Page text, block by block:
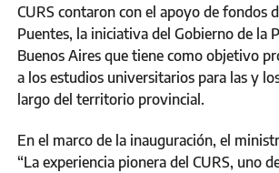
CURS contaron con el apoyo de fondos
Puentes, la iniciativa del Gobierno de la
Buenos Aires que tiene como objetivo
a los estudios universitarios para las y
largo del territorio provincial.
En el marco de la inauguración, el
“La experiencia pionera del CURS, uno